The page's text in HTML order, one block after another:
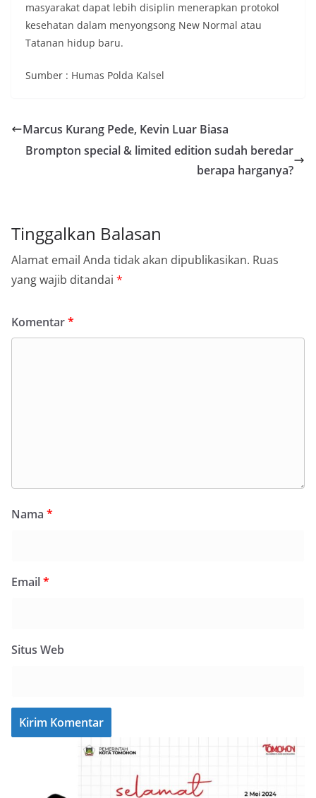
masyarakat dapat lebih disiplin menerapkan protokol
kesehatan dalam menyongsong New Normal atau
Tatanan hidup baru.
Sumber : Humas Polda Kalsel
Marcus Kurang Pede, Kevin Luar Biasa
Brompton special & limited edition sudah beredar
berapa harganya?
Tinggalkan Balasan
Alamat email Anda tidak akan dipublikasikan. Ruas
yang wajib ditandai *
Komentar*
Nama *
Email*
Situs Web